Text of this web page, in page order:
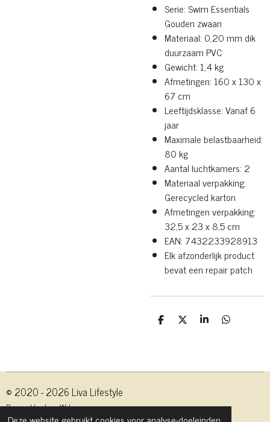
Serie: Swim Essentials
Gouden zwaan
Materiaal: 0,20 mm dik
duurzaam PVC
Gewicht: 1,4 kg
Afmetingen: 160 x 130 x
67 cm
Leeftijdsklasse: Vanaf 6
jaar
Maximale belastbaarheid:
80 kg
Aantal luchtkamers: 2
Materiaal verpakking:
Gerecycled karton
Afmetingen verpakking:
32,5 x 23 x 8,5 cm
EAN: 7432233928913
Elk afzonderlijk product
bevat een repair patch
D D S D
© 2020 - 2026 Liva Lifestyle
Powered byJouwWeb